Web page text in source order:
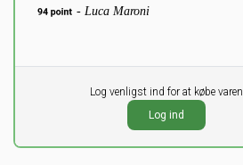
- Luca Maroni
Log venligst ind for at købe varen
Log ind